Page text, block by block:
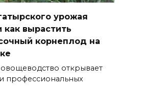
урожая
как вырастить
корнеплод на
открывает
профессиональных